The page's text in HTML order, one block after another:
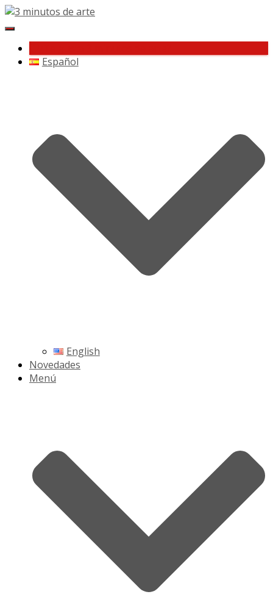
Cambiar
navegación
Español
English
Novedades
Menú